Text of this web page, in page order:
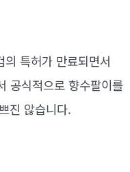
특허가 만료되면서
공식적으로 향수팔이를
진 않습니다.